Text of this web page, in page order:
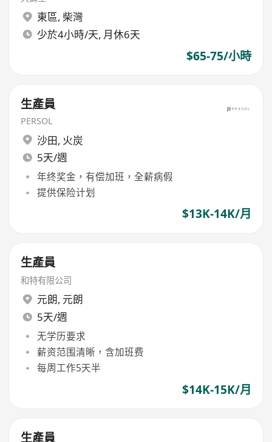
東區, 柴灣
少於4小時/天, 月休6天
$65-75/小時
生產員
PERSOL
沙田, 火炭
5天/週
年终奖金，有偿加班，全薪病假
提供保险计划
$13K-14K/月
生產員
和特有限公司
元朗, 元朗
5天/週
无学历要求
薪资范围清晰，含加班费
每周工作5天半
$14K-15K/月
生產員